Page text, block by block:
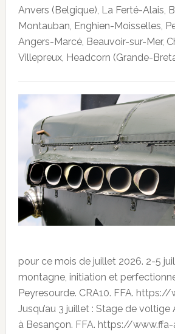
Anvers (Belgique), La Ferté-Alais,
Montauban, Enghien-Moisselles,
Angers-Marcé, Beauvoir-sur-Mer,
Villepreux, Headcorn (Grande-
pour ce mois de juillet 2026. 2-5
montagne, initiation et
Peyresourde. CRA10. FFA.
Jusqu’au 3 juillet : Stage de
à Besançon. FFA. https://www.ffa-